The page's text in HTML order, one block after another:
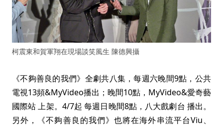
柯震東和賀軍翔在現場談笑風生 陳德興攝
《不夠善良的我們》全劇共八集，每週六晚間9點，公共
電視13頻&MyVideo播出；晚間10點，MyVideo&愛奇藝
國際站 上架。4/7起 每週日晚間8點，八大戲劇台 播出。
另外，《不夠善良的我們》也將在海外串流平台Viu、